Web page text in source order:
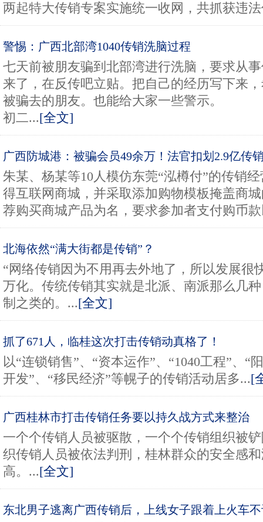
两起特大传销专案实施统一收网，共抓获违
警惕：广西北部湾1040传销洗脑过程
七天前被朋友骗到北部湾进行洗脑，要求从
来了，在反传吧立贴。把自己的经历写下来
被骗去的朋友。也能给大家一些警示。
初二...[全文]
广西防城港：被骗会员49余万！法官扣划2.9亿传
朱某、杨某等10人模仿东莞“泓樽付”的传销
得互联网商城，并采取添加购物模板掩盖商
荐购买商城产品为名，要求参加者支付购币
北海依然“满大街都是传销”？
“网络传销因为不用再去外地了，所以发展很
万化。传统传销其实就是北派、南派那么几
制之类的。...[全文]
抓了671人，临桂这次打击传销动真格了！
以“连锁销售”、“资本运作”、“1040工程”、“
开发”、“移民经济”等幌子的传销活动居多...[
广西桂林市打击传销任务要以持久战方式来整治
一个个传销人员被驱散，一个个传销组织被
织传销人员被依法判刑，桂林群众的安全感
高。...[全文]
东北男子逃离广西传销后，上线女子跟着上火车